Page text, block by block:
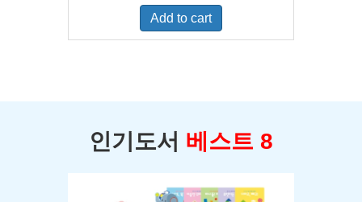
was:
$400.00.
is:
Add to cart
인기도서 베스트 8